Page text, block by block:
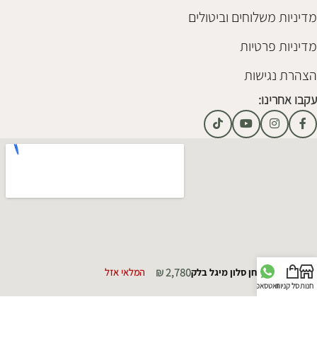
מדיניות משלוחים וביטולים
מדיניות פרטיות
הצהרת נגישות
עקבו אחרינו:
חנותסל קניותוואטסאפ
שולחן סלון מיגל בלק ₪2,780 המלאי אזל